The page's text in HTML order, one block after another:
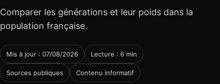
Comparer les générations et leur poids dans la
population française.
Mis à jour : 07/08/2026 Lecture : 6 min
Sources publiques Contenu informatif